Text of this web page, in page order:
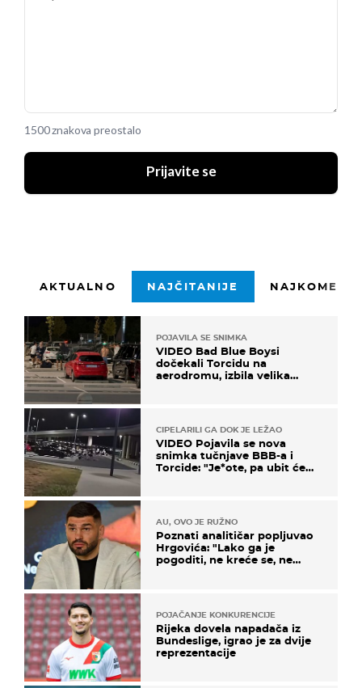
1500 znakova preostalo
Prijavite se
AKTUALNO NAJČITANIJE
POJAVILA SE SNIMKA
VIDEO Bad Blue Boysi
dočekali Torcidu na
aerodromu, izbila velika
CIPELARILI GA DOK JE LEŽAO
VIDEO Pojavila se nova
snimka tučnjave BBB-a i
Torcide: "Je*ote, pa ubit će
AU, OVO JE RUŽNO
Poznati analitičar popljuvao
Hrgovića: "Lako ga je
pogoditi, ne kreće se, ne
POJAČANJE KONKURENCIJE
Rijeka dovela napadača iz
Bundeslige, igrao je za dvije
reprezentacije